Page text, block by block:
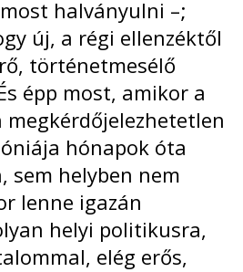
halványulni –;
új, a régi ellenzéktől
történetmesélő
épp most, amikor a
megkérdőjelezhetetlen
hónapok óta
sem helyben nem
lenne igazán
helyi politikusra,
elég erős,